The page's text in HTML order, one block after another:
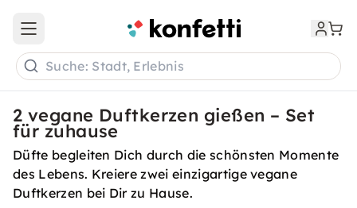
Open main menu
Suche: Stadt, Erlebnis
2 vegane Duftkerzen gießen – Set
für zuhause
Düfte begleiten Dich durch die schönsten Momente
des Lebens. Kreiere zwei einzigartige vegane
Duftkerzen bei Dir zu Hause.